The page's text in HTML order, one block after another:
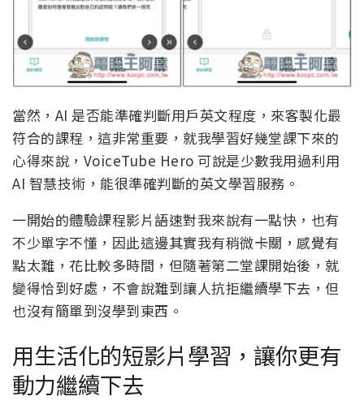
當然，AI 是否能準確判斷用戶英文程度，來客製化最
符合的課程，這非常重要，就我學習好幾堂課下來的
心得來說，VoiceTube Hero 可說是少數我用過利用
AI 智慧技術，能很準確判斷的英文學習服務。
一開始的體驗課程影片語速對我來說有一點快，也有
不少單字不懂，因此這邊其實我有稍微卡關，感覺有
點太難，花比較多時間，但隨著第二堂課開始後，就
變得恰到好處，不會說難到讓人抗拒繼續學下去，但
也沒有簡單到沒學到東西。
用生活化的短影片學習，讓你更有
動力繼續下去